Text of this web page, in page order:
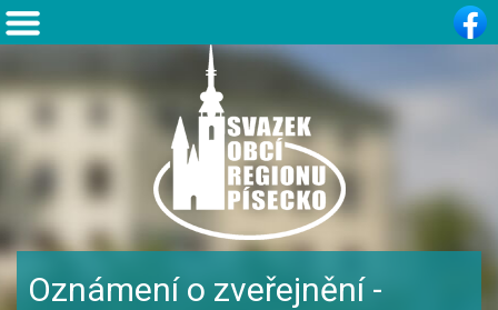
Oznámení o zveřejnění -